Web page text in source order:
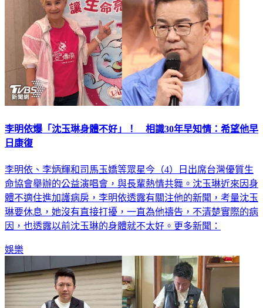
李明依爆「沈玉琳身體不好」！ 相識30年早知情：希望他早
日康復
李明依、李炳輝和司馬玉嬌等眾星今（4）日出席台灣優質生
命協會舉辦的公益演唱會，與長輩熱情共舞。沈玉琳近來因身
體不適住進加護病房，李明依透露有關注他的新聞，考量沈玉
琳要休息，她沒有直接打擾，一直為他禱告，不清楚實際的病
因，也透露以前沈玉琳的身體就不太好。更多新聞：
娛樂